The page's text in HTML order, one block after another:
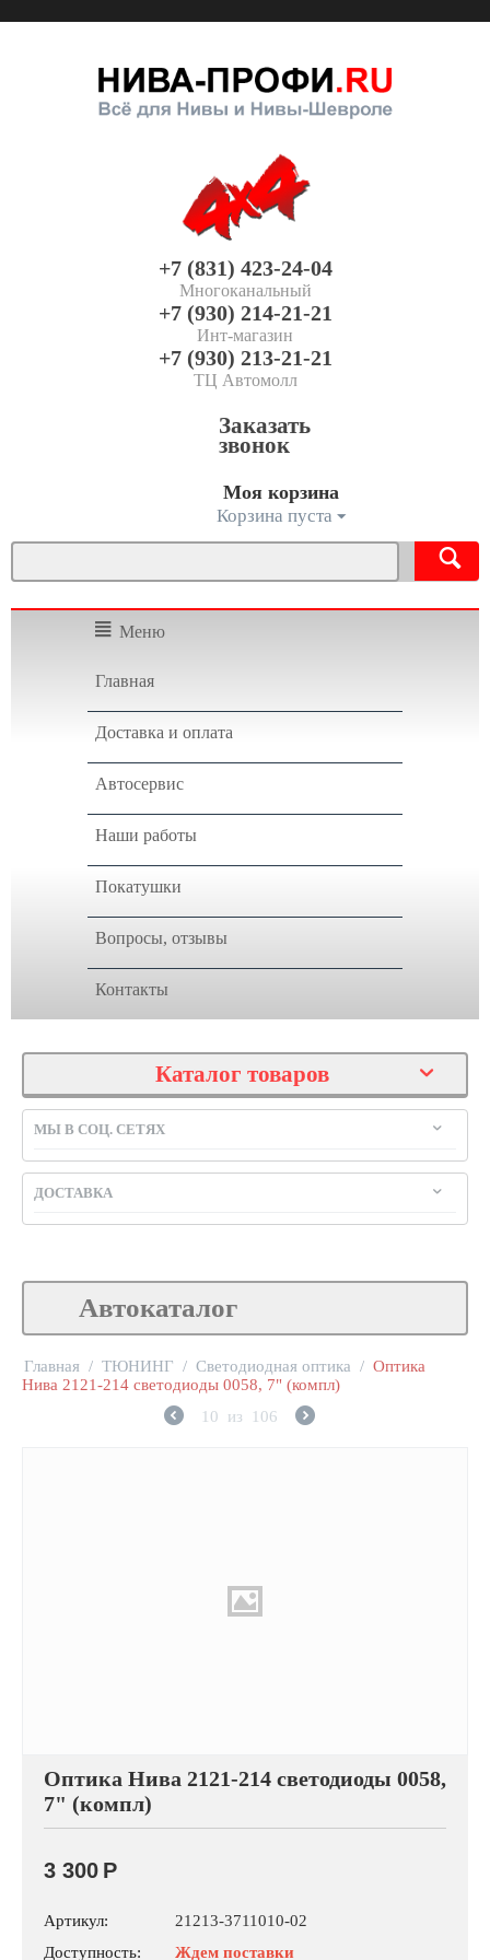
+7 (831) 423-24-04
Многоканальный
+7 (930) 214-21-21
Инт-магазин
+7 (930) 213-21-21
ТЦ Автомолл
Заказать
звонок
Моя корзина
Корзина пуста
Меню
Главная
Доставка и оплата
Автосервис
Наши работы
Покатушки
Вопросы, отзывы
Контакты
Каталог товаров
МЫ В СОЦ. СЕТЯХ
ДОСТАВКА
Автокаталог
Главная / ТЮНИНГ / Светодиодная оптика / Оптика
Нива 2121-214 светодиоды 0058, 7" (компл)
10
из 106
Оптика Нива 2121-214 светодиоды 0058,
7" (компл)
3 300 Р
Артикул:
21213-3711010-02
Доступность:
Ждем поставки